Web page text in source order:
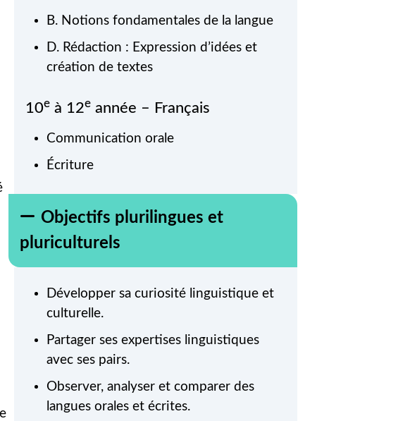
B. Notions fondamentales de la langue
D. Rédaction : Expression d’idées et
création de textes
10e à 12e année – Français
Communication orale
Écriture
Objectifs plurilingues et
pluriculturels
Développer sa curiosité linguistique et
culturelle.
Partager ses expertises linguistiques
avec ses pairs.
Observer, analyser et comparer des
langues orales et écrites.